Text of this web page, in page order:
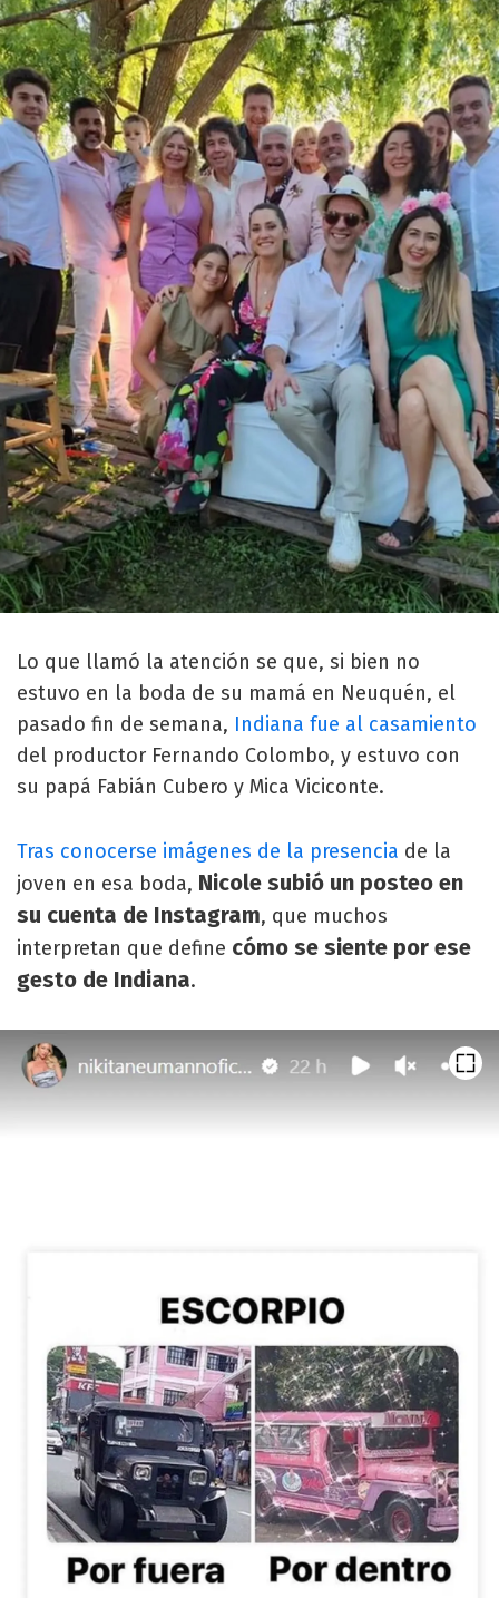
Lo que llamó la atención se que, si bien no
estuvo en la boda de su mamá en Neuquén, el
pasado fin de semana, Indiana fue al casamiento
del productor Fernando Colombo, y estuvo con
su papá Fabián Cubero y Mica Viciconte.
Tras conocerse imágenes de la presencia de la
joven en esa boda, Nicole subió un posteo en
su cuenta de Instagram, que muchos
interpretan que define cómo se siente por ese
gesto de Indiana.